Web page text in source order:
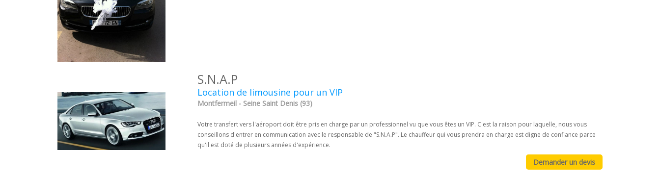
S.N.A.P
Location de limousine pour un VIP
Montfermeil - Seine Saint Denis (93)
Votre transfert vers l'aéroport doit être pris en charge par un professionnel vu que vous êtes un VIP. C'est la raison pour laquelle, nous vous
conseillons d'entrer en communication avec le responsable de "S.N.A.P". Le chauffeur qui vous prendra en charge est digne de confiance parce
qu'il est doté de plusieurs années d'expérience.